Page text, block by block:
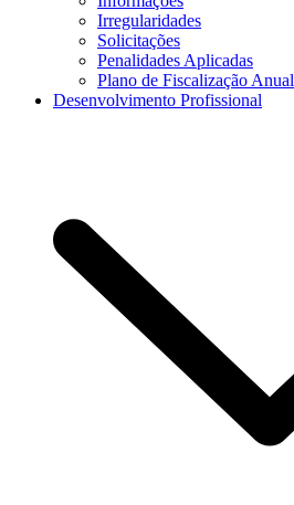
Irregularidades
Solicitações
Penalidades Aplicadas
Plano de Fiscalização Anual
Desenvolvimento Profissional